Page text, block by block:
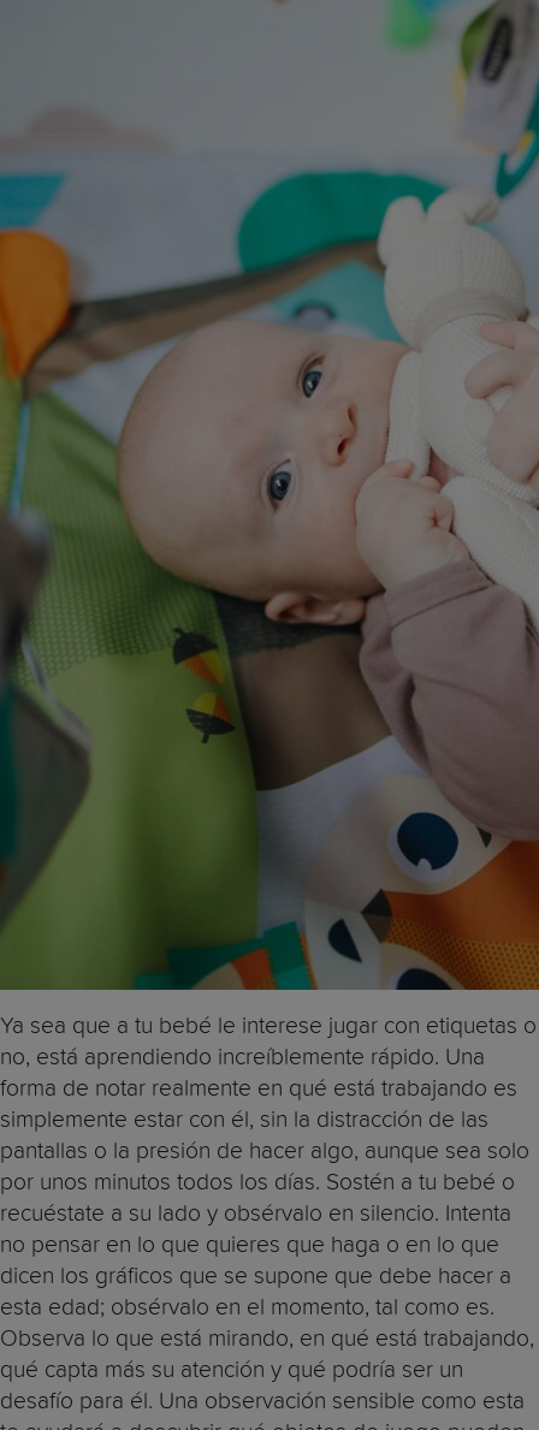
Ya sea que a tu bebé le interese jugar con etiquetas o
no, está aprendiendo increíblemente rápido. Una
forma de notar realmente en qué está trabajando es
simplemente estar con él, sin la distracción de las
pantallas o la presión de hacer algo, aunque sea solo
por unos minutos todos los días. Sostén a tu bebé o
recuéstate a su lado y obsérvalo en silencio. Intenta
no pensar en lo que quieres que haga o en lo que
dicen los gráficos que se supone que debe hacer a
esta edad; obsérvalo en el momento, tal como es.
Observa lo que está mirando, en qué está trabajando,
qué capta más su atención y qué podría ser un
desafío para él. Una observación sensible como esta